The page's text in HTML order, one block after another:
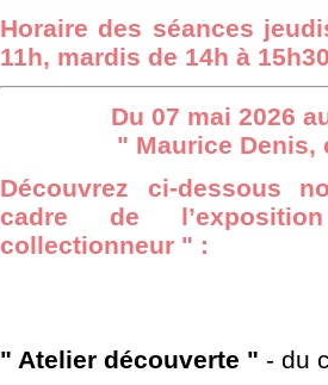
Horaire des séances
11h, mardis de 14h à
Du 07 mai 2026
" Maurice
Découvrez ci-dessous
cadre de
collectionneur " :
" Atelier découverte " - du